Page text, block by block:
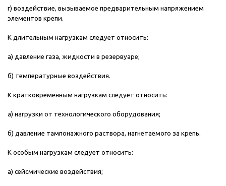
г) воздействие, вызываемое предварительным напряжением
элементов крепи.
К длительным нагрузкам следует относить:
а) давление газа, жидкости в резервуаре;
б) температурные воздействия.
К кратковременным нагрузкам следует относить:
а) нагрузки от технологического оборудования;
б) давление тампонажного раствора, нагнетаемого за крепь.
К особым нагрузкам следует относить:
а) сейсмические воздействия;